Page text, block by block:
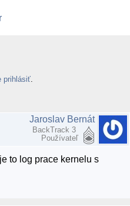
prihlásiť
Jaroslav Bernát
BackTrack 3
Používateľ
to log prace kernelu s